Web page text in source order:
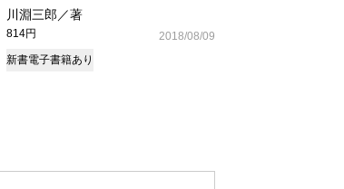
川淵三郎／著
814円
2018/08/09
新書電子書籍あり